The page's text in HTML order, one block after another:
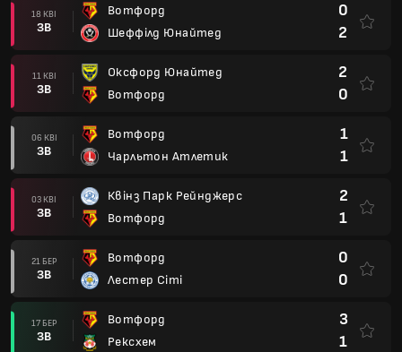
18 КВІ
ЗВ
Вотфорд
Шеффілд Юнайтед
0
2
11 КВІ
ЗВ
Оксфорд Юнайтед
Вотфорд
2
0
06 КВІ
ЗВ
Вотфорд
Чарльтон Атлетик
1
1
03 КВІ
ЗВ
Квінз Парк Рейнджерс
Вотфорд
2
1
21 БЕР
ЗВ
Вотфорд
Лестер Сіті
0
0
17 БЕР
ЗВ
Вотфорд
Рексхем
3
1